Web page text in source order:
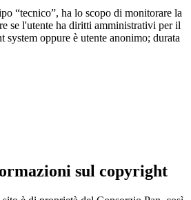
“tecnico”, ha lo scopo di monitorare la
se l'utente ha diritti amministrativi per il
system oppure è utente anonimo; durata
sul copyright